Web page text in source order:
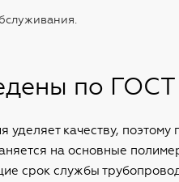
по ГОСТ
качеству,
на основные
срок службы